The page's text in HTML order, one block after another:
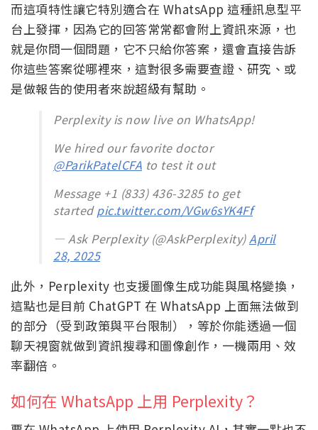
而這項特性讓它特別適合在 WhatsApp 這種訊息型平
台上發揮，因為它的回答常常都會附上資訊來源，也
就是你問一個問題，它不只給你答案，還會直接告訴
你這些答案從哪裡來，這對很多需要查證、研究、或
是做報告的使用者來說超級有幫助。
Perplexity is now live on WhatsApp!
We hired our favorite doctor
@ParikPatelCFA to test it out
Message +1 (833) 436-3285 to get
startedpic.twitter.com/VGw6sYK4Ff
— Ask Perplexity (@AskPerplexity) April
28, 2025
此外，Perplexity 也支援圖像生成功能與風格變換，
這點也是目前 ChatGPT 在 WhatsApp 上面無法做到
的部分（受到政策與平台限制），等於你能透過一個
聊天視窗就做到資訊搜尋和圖像創作，一機兩用、效
率翻倍。
如何在 WhatsApp 上用 Perplexity？